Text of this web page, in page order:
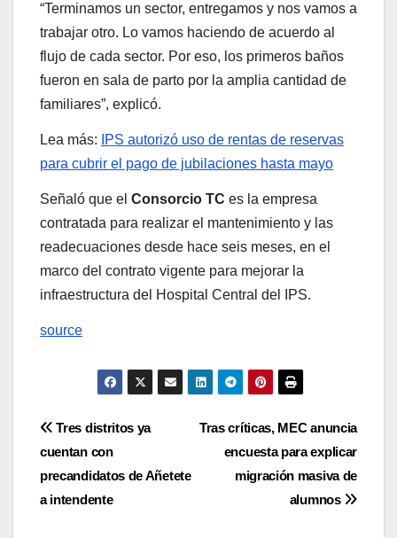
“Terminamos un sector, entregamos y nos vamos a
trabajar otro. Lo vamos haciendo de acuerdo al
flujo de cada sector. Por eso, los primeros baños
fueron en sala de parto por la amplia cantidad de
familiares”, explicó.
Lea más:
IPS autorizó uso de rentas de reservas
para cubrir el pago de jubilaciones hasta mayo
Señaló que el Consorcio TC es la empresa
contratada para realizar el mantenimiento y las
readecuaciones desde hace seis meses, en el
marco del contrato vigente para mejorar la
infraestructura del Hospital Central del IPS.
source
Navegación
de
entradas
Tras críticas, MEC anuncia
encuesta para explicar
migración masiva de
alumnos
Tres distritos ya
cuentan con
precandidatos de Añetete
a intendente